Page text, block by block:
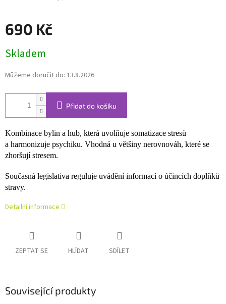
690 Kč
cena:
Skladem
Můžeme doručit do: 13.8.2026
Přidat do košíku
Kombinace bylin a hub, která uvolňuje somatizace stresů
a harmonizuje psychiku. Vhodná u většiny nerovnováh, které se
zhoršují stresem.
Současná legislativa reguluje uvádění informací o účincích doplňků
stravy.
Detailní informace
ZEPTAT SE HLÍDAT SDÍLET
Související produkty